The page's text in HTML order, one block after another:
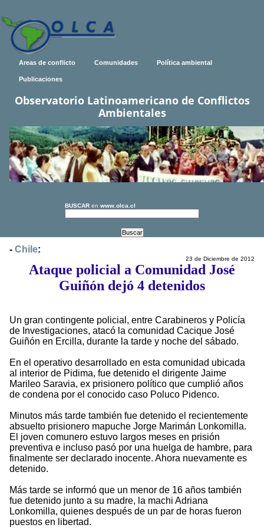
Areas de conflicto Comunidades Política ambiental
Publicaciones
Observatorio Latinoamericano de Conflictos
Ambientales
BUSCAR en www.olca.cl
- Chile:
23 de Diciembre de 2012
Ataque policial a Comunidad José
Guiñón dejó 4 detenidos
Un gran contingente policial, entre Carabineros y Policía
de Investigaciones, atacó la comunidad Cacique José
Guiñón en Ercilla, durante la tarde y noche del sábado.
En el operativo desarrollado en esta comunidad ubicada
al interior de Pidima, fue detenido el dirigente Jaime
Marileo Saravia, ex prisionero político que cumplió años
de condena por el conocido caso Poluco Pidenco.
Minutos más tarde también fue detenido el recientemente
absuelto prisionero mapuche Jorge Marimán Lonkomilla.
El joven comunero estuvo largos meses en prisión
preventiva e incluso pasó por una huelga de hambre, para
finalmente ser declarado inocente. Ahora nuevamente es
detenido.
Más tarde se informó que un menor de 16 años también
fue detenido junto a su madre, la machi Adriana
Lonkomilla, quienes después de un par de horas fueron
puestos en libertad.